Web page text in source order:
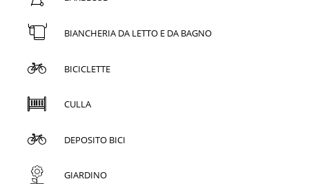
BIANCHERIA DA LETTO E DA BAGNO
BICICLETTE
CULLA
DEPOSITO BICI
GIARDINO